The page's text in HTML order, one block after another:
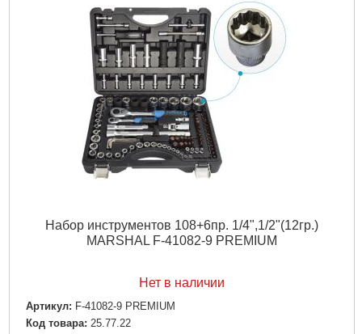
Набор инструментов 108+6пр. 1/4",1/2"(12гр.)
MARSHAL F-41082-9 PREMIUM
Нет в наличии
Артикул: F-41082-9 PREMIUM
Код товара: 25.77.22